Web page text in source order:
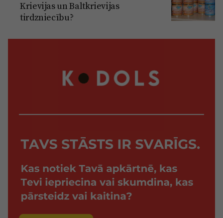
Krievijas un Baltkrievijas
tirdzniecību?